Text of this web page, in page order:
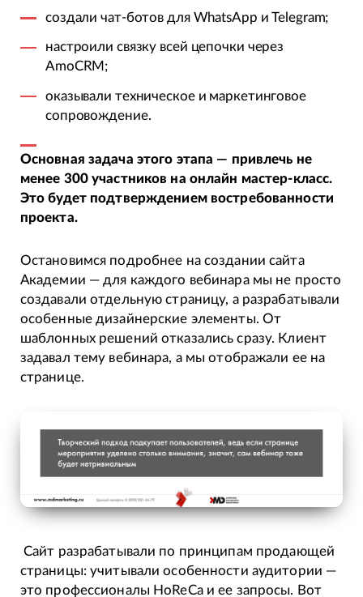
создали чат-ботов для WhatsApp и Telegram;
настроили связку всей цепочки через
AmoCRM;
оказывали техническое и маркетинговое
сопровождение.
Основная задача этого этапа — привлечь не
менее 300 участников на онлайн мастер-класс.
Это будет подтверждением востребованности
проекта.
Остановимся подробнее на создании сайта
Академии — для каждого вебинара мы не просто
создавали отдельную страницу, а разрабатывали
особенные дизайнерские элементы. От
шаблонных решений отказались сразу. Клиент
задавал тему вебинара, а мы отображали ее на
странице.
Сайт разрабатывали по принципам продающей
страницы: учитывали особенности аудитории —
это профессионалы HoReCa и ее запросы. Вот